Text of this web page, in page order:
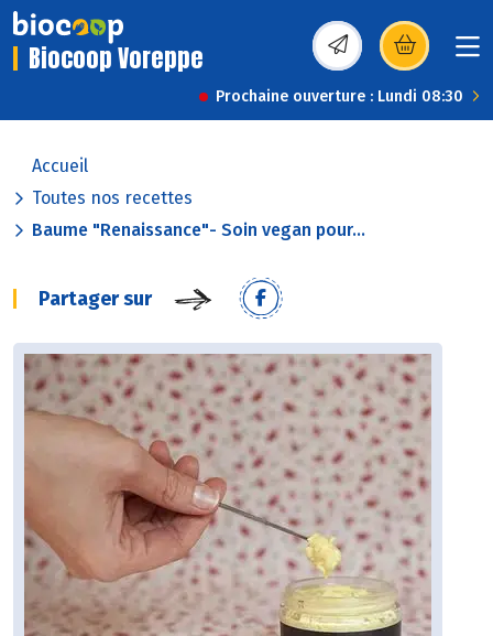
Biocoop Voreppe (s’ouvre dans une
Prochaine ouverture : Lundi 08:30
Accueil
Toutes nos recettes
Baume "Renaissance"- Soin vegan pour...
Partager sur